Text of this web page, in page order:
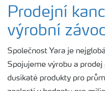
Yara v České republice
Kde působíme
Kariéra
Prodejní
výrobní
Společnost Yara je
Spojujeme výrobu a
dusíkaté produkty pro